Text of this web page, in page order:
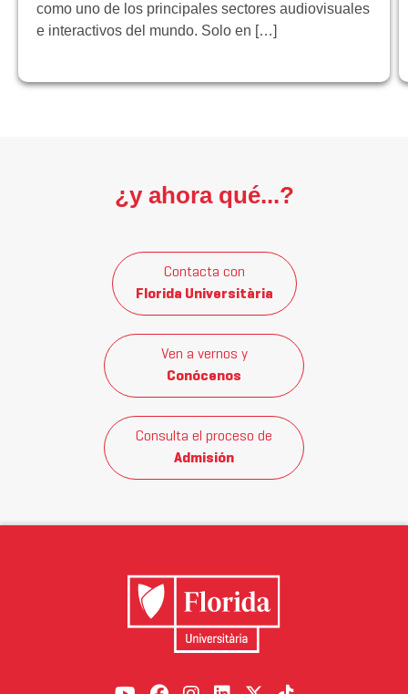
como uno de los principales sectores audiovisuales
e interactivos del mundo. Solo en […]
¿y ahora qué...?
Contacta con
Florida Universitària
Ven a vernos y
Conócenos
Consulta el proceso de
Admisión